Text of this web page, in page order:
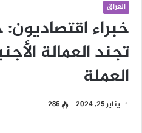
العراق
خبراء
تجند العمالة
العملة
يناير 25, 2024 286